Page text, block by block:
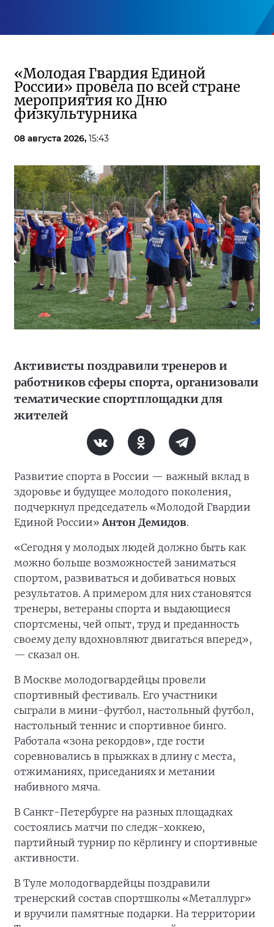
«Молодая Гвардия Единой
России» провела по всей стране
мероприятия ко Дню
физкультурника
08 августа 2026, 15:43
Активисты поздравили тренеров и
работников сферы спорта, организовали
тематические спортплощадки для
жителей
Развитие спорта в России — важный вклад в
здоровье и будущее молодого поколения,
подчеркнул председатель «Молодой Гвардии
Единой России»Антон Демидов.
«Сегодня у молодых людей должно быть как
можно больше возможностей заниматься
спортом, развиваться и добиваться новых
результатов. А примером для них становятся
тренеры, ветераны спорта и выдающиеся
спортсмены, чей опыт, труд и преданность
своему делу вдохновляют двигаться вперед»,
— сказал он.
В Москве молодогвардейцы провели
спортивный фестиваль. Его участники
сыграли в мини-футбол, настольный футбол,
настольный теннис и спортивное бинго.
Работала «зона рекордов», где гости
соревновались в прыжках в длину с места,
отжиманиях, приседаниях и метании
набивного мяча.
В Санкт-Петербурге на разных площадках
состоялись матчи по следж-хоккею,
партийный турнир по кёрлингу и спортивные
активности.
В Туле молодогвардейцы поздравили
тренерский состав спортшколы «Металлург»
и вручили памятные подарки. На территории